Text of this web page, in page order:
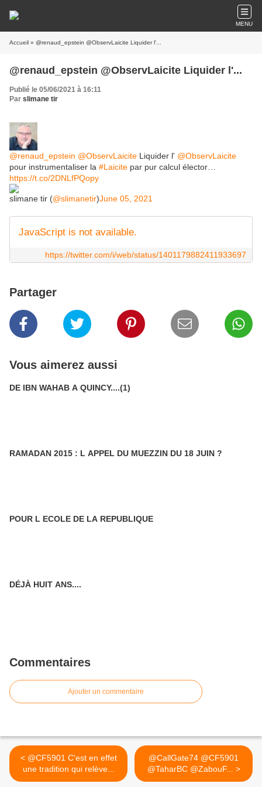
MENU
Accueil » @renaud_epstein @ObservLaicite Liquider l'...
@renaud_epstein @ObservLaicite Liquider l'...
Publié le 05/06/2021 à 16:11
Par slimane tir
@renaud_epstein @ObservLaicite Liquider l' @ObservLaicite
pour instrumentaliser la #Laicite par pur calcul élector…
https://t.co/2DNLfPQopy
slimane tir (@slimanetir)June 05, 2021
JavaScript is not available.
https://twitter.com/i/web/status/1401179882411933697
Partager
Vous aimerez aussi
DE IBN WAHAB A QUINCY....(1)
RAMADAN 2015 : L APPEL DU MUEZZIN DU 18 JUIN ?
POUR L ECOLE DE LA REPUBLIQUE
DÉJÀ HUIT ANS....
Commentaires
Ajouter un commentaire
< @CF5901 C'est en effet
une tradition qui relève...
@CallGate74 @CF5901
@TaharBC @ZabouF... >